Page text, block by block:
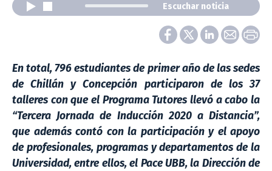
Escuchar noticia
En total, 796 estudiantes de primer año de las sedes
de Chillán y Concepción participaron de los 37
talleres con que el Programa Tutores llevó a cabo la
“Tercera Jornada de Inducción 2020 a Distancia”,
que además contó con la participación y el apoyo
de profesionales, programas y departamentos de la
Universidad, entre ellos, el Pace UBB, la Dirección de